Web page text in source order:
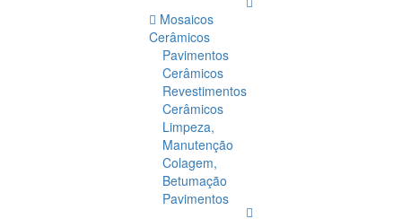
Mosaicos
Cerâmicos
Pavimentos
Cerâmicos
Revestimentos
Cerâmicos
Limpeza,
Manutenção
Colagem,
Betumação
Pavimentos